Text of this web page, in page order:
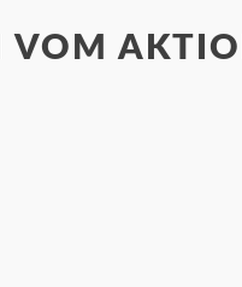
VOM